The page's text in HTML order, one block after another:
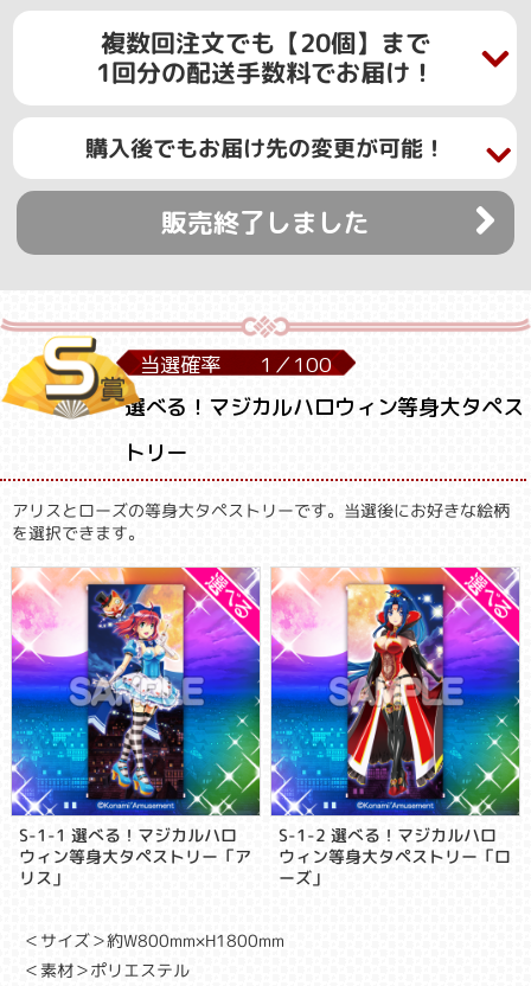
複数回注文でも【20個】まで
1回分の配送手数料でお届け！
購入後でもお届け先の変更が可能！
販売終了しました
当選確率 1／100
選べる！マジカルハロウィン等身大タペス
トリー
アリスとローズの等身大タペストリーです。当選後にお好きな絵柄
を選択できます。
S-1-1 選べる！マジカルハロ
ウィン等身大タペストリー「ア
リス」
S-1-2 選べる！マジカルハロ
ウィン等身大タペストリー「ロ
ーズ」
＜サイズ＞約W800mm×H1800mm
＜素材＞ポリエステル